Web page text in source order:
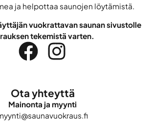
ja helpottaa saunojen löytämistä.
vuokrattavan saunan sivustolle
tekemistä varten.
Ota yhteyttä
Mainonta ja myynti